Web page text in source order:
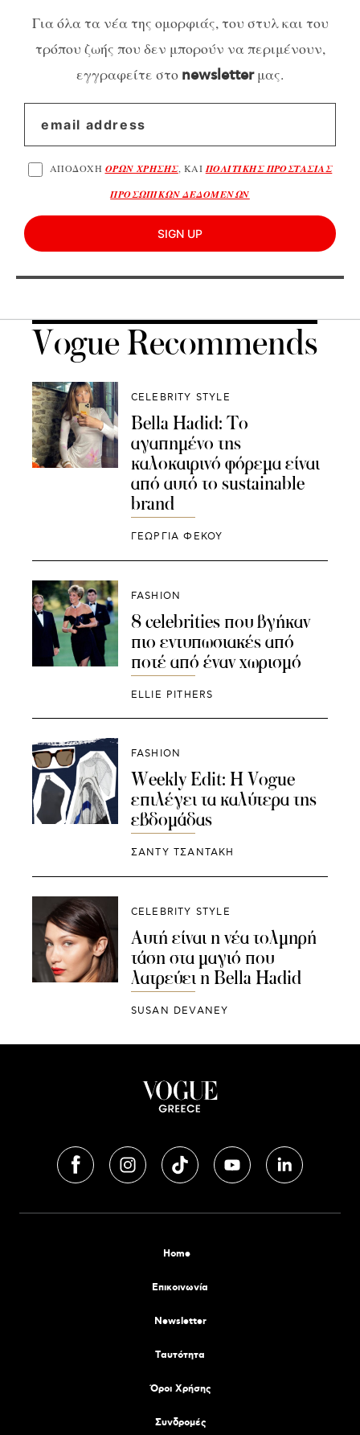
Για όλα τα νέα της ομορφιάς, του στυλ και του
τρόπου ζωής που δεν μπορούν να περιμένουν,
εγγραφείτε στο newsletterμας.
ΑΠΟΔΟΧΗ ΟΡΩΝ ΧΡΗΣΗΣ, ΚΑΙΠΟΛΙΤΙΚΗΣ ΠΡΟΣΤΑΣΙΑΣ
ΠΡΟΣΩΠΙΚΩΝ ΔΕΔΟΜΕΝΩΝ
SIGN UP
Vogue Recommends
CELEBRITY STYLE
Bella Hadid: Το
αγαπημένο της
καλοκαιρινό φόρεμα είναι
από αυτό το sustainable
brand
ΓΕΩΡΓΙΑ ΦΕΚΟΥ
FASHION
8 celebrities που βγήκαν
πιο εντυπωσιακές από
ποτέ από έναν χωρισμό
ELLIE PITHERS
FASHION
Weekly Edit: H Vogue
επιλέγει τα καλύτερα της
εβδομάδας
ΣΑΝΤΥ ΤΣΑΝΤΑΚΗ
CELEBRITY STYLE
Αυτή είναι η νέα τολμηρή
τάση στα μαγιό που
λατρεύει η Bella Hadid
SUSAN DEVANEY
Home
Επικοινωνία
Newsletter
Tαυτότητα
Όροι Χρήσης
Συνδρομές